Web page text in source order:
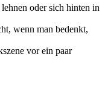
oder sich hinten in
wenn man bedenkt,
vor ein paar